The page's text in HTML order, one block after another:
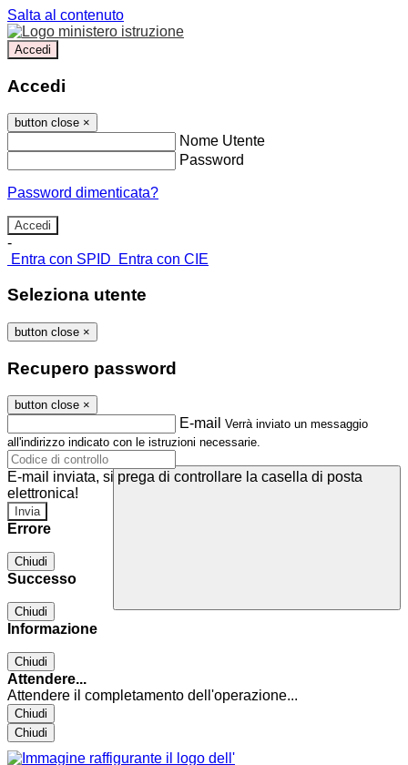
Salta al contenuto
Accedi
Accedi
button close ×
Nome Utente
Password
Password dimenticata?
-
Entra con SPID
Entra con CIE
Seleziona utente
button close ×
Recupero password
button close ×
E-mail Verrà inviato un messaggio
all'indirizzo indicato con le istruzioni necessarie.
E-mail inviata, si prega di controllare la casella di posta
elettronica!
Errore
Chiudi
Successo
Chiudi
Informazione
Chiudi
Attendere...
Attendere il completamento dell'operazione...
Chiudi
Chiudi